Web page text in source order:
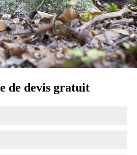
de devis gratuit